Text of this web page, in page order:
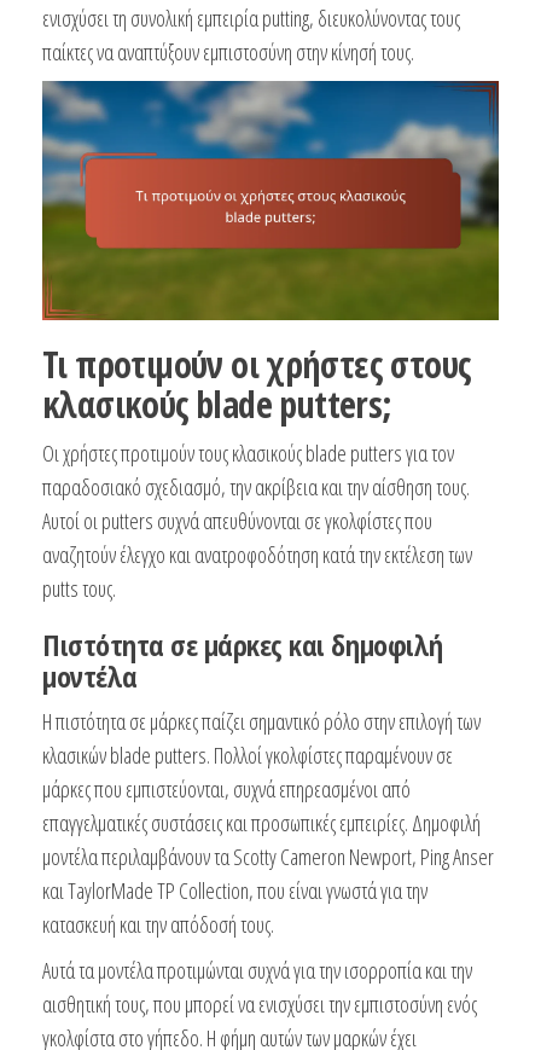
ενισχύσει τη συνολική εμπειρία putting, διευκολύνοντας τους
παίκτες να αναπτύξουν εμπιστοσύνη στην κίνησή τους.
Τι προτιμούν οι χρήστες στους
κλασικούς blade putters;
Οι χρήστες προτιμούν τους κλασικούς blade putters για τον
παραδοσιακό σχεδιασμό, την ακρίβεια και την αίσθηση τους.
Αυτοί οι putters συχνά απευθύνονται σε γκολφίστες που
αναζητούν έλεγχο και ανατροφοδότηση κατά την εκτέλεση των
putts τους.
Πιστότητα σε μάρκες και δημοφιλή
μοντέλα
Η πιστότητα σε μάρκες παίζει σημαντικό ρόλο στην επιλογή των
κλασικών blade putters. Πολλοί γκολφίστες παραμένουν σε
μάρκες που εμπιστεύονται, συχνά επηρεασμένοι από
επαγγελματικές συστάσεις και προσωπικές εμπειρίες. Δημοφιλή
μοντέλα περιλαμβάνουν τα Scotty Cameron Newport, Ping Anser
και TaylorMade TP Collection, που είναι γνωστά για την
κατασκευή και την απόδοσή τους.
Αυτά τα μοντέλα προτιμώνται συχνά για την ισορροπία και την
αισθητική τους, που μπορεί να ενισχύσει την εμπιστοσύνη ενός
γκολφίστα στο γήπεδο. Η φήμη αυτών των μαρκών έχει